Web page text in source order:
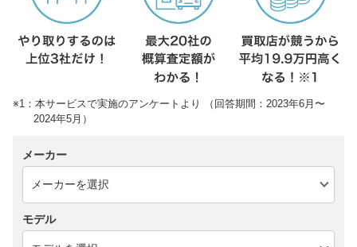
※1：本サービスで実施のアンケートより （回答期間：2023年6月〜
2024年5月）
メーカー
モデル